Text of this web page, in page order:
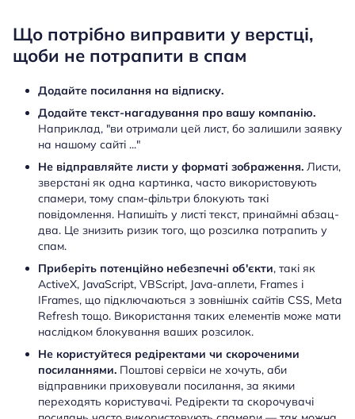
Що потрібно виправити у верстці,
щоби не потрапити в спам
Додайте посилання на відписку.
Додайте текст-нагадування про вашу компанію.
Наприклад, "ви отримали цей лист, бо залишили заявку
на нашому сайті ..."
Не відправляйте листи у форматі зображення. Листи,
зверстані як одна картинка, часто використовують
спамери, тому спам-фільтри блокують такі
повідомлення. Напишіть у листі текст, принаймні абзац-
два. Це знизить ризик того, що розсилка потрапить у
спам.
Приберіть потенційно небезпечні об'єкти, такі як
ActiveX, JavaScript, VBScript, Java-аплети, Frames і
IFrames, що підключаються з зовнішніх сайтів CSS, Meta
Refresh тощо. Використання таких елементів може мати
наслідком блокування ваших розсилок.
Не користуйтеся редіректами чи скороченими
посиланнями. Поштові сервіси не хочуть, аби
відправники приховували посилання, за якими
переходять користувачі. Редіректи та скорочувачі